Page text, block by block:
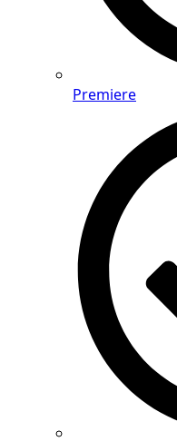
Premiere